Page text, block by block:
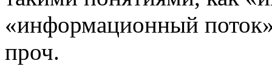
«информационный
проч.